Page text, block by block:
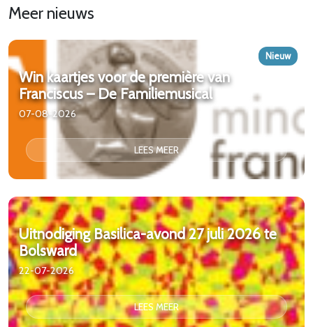
Meer nieuws
Nieuw
Win kaartjes voor de première van
Franciscus – De Familiemusical
07-08-2026
LEES MEER
Uitnodiging Basilica-avond 27 juli 2026 te
Bolsward
22-07-2026
LEES MEER